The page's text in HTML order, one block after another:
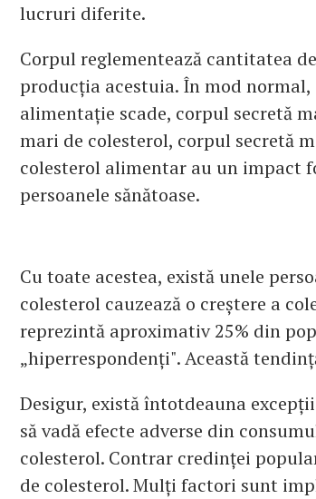
lucruri diferite.
Corpul reglementează cantitatea
producția acestuia. În mod
alimentație scade, corpul secretă
mari de colesterol, corpul secretă
colesterol alimentar au un impact
persoanele sănătoase.
Cu toate acestea, există unele
colesterol cauzează o creștere a
reprezintă aproximativ 25% din
„hiperrespondenți". Această
Desigur, există întotdeauna
să vadă efecte adverse din
colesterol. Contrar credinței
de colesterol. Mulți factori sunt